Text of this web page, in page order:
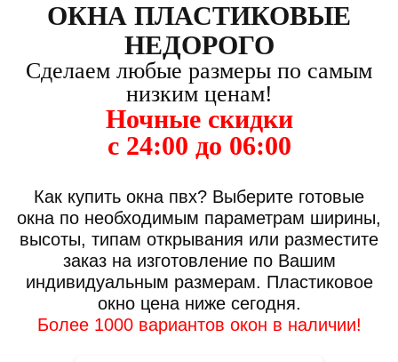
ОКНА ПЛАСТИКОВЫЕ
НЕДОРОГО
Сделаем любые размеры по самым
низким ценам!
Ночные скидки
с 24:00 до 06:00
Как купить окна пвх? Выберите готовые
окна по необходимым параметрам ширины,
высоты, типам открывания или разместите
заказ на изготовление по Вашим
индивидуальным размерам. Пластиковое
окно цена ниже сегодня.
Более 1000 вариантов окон в наличии!